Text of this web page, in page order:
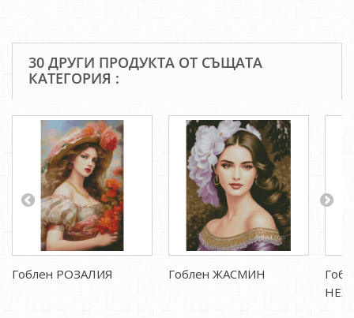
30 ДРУГИ ПРОДУКТА ОТ СЪЩАТА
КАТЕГОРИЯ :
Гоблен РОЗАЛИЯ Гоблен ЖАСМИН